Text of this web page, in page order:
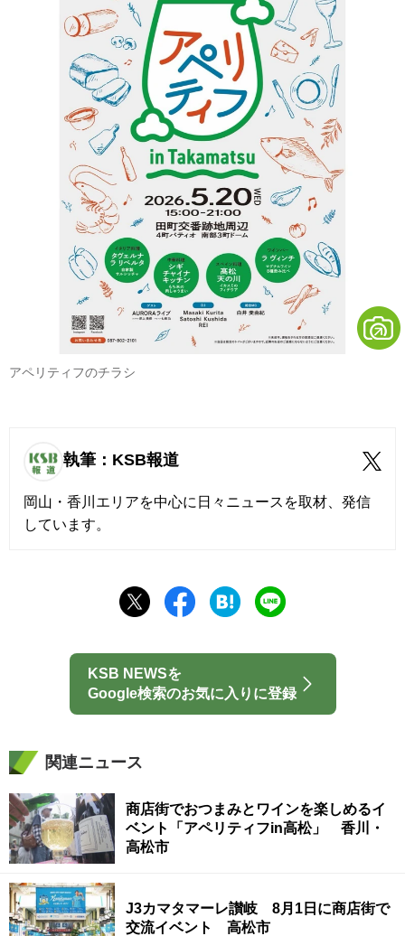
アペリティフのチラシ
執筆：KSB報道
岡山・香川エリアを中心に日々ニュースを取材、発信
しています。
KSB NEWSを
Google検索のお気に入りに登録
関連ニュース
商店街でおつまみとワインを楽しめるイ
ベント「アペリティフin高松」 香川・
高松市
J3カマタマーレ讃岐 8月1日に商店街で
交流イベント 高松市